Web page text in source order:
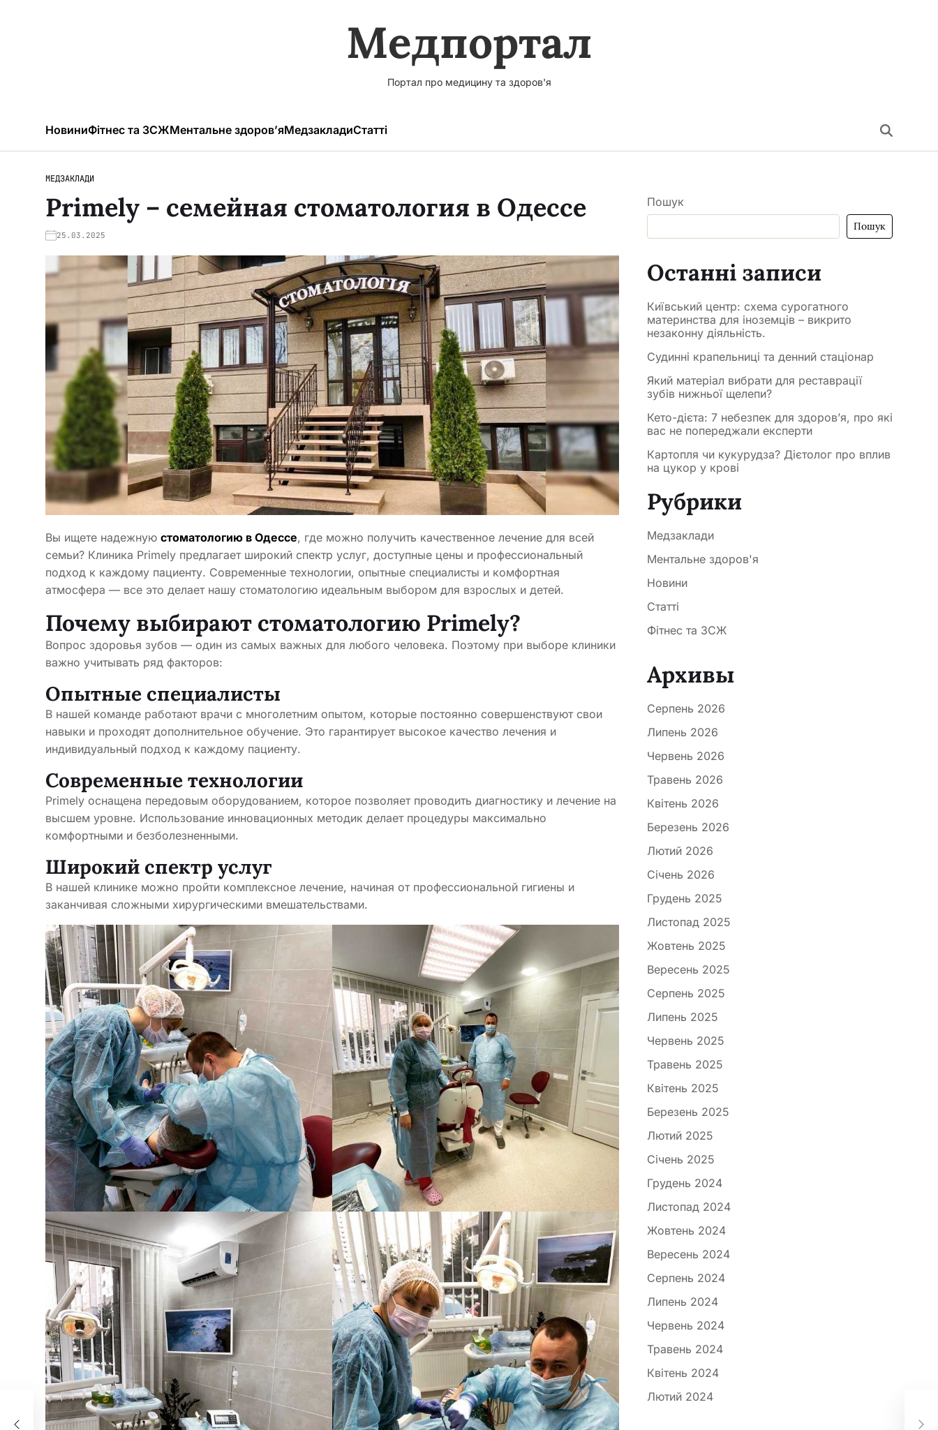
Медпортал
Портал про медицину та здоров'я
НовиниФітнес та ЗСЖМентальне здоров’яМедзакладиСтатті
МЕДЗАКЛАДИ
Primely – семейная стоматология в Одессе
25.03.2025
Вы ищете надежную стоматологию в Одессе, где можно получить качественное лечение для всей
семьи? Клиника Primely предлагает широкий спектр услуг, доступные цены и профессиональный
подход к каждому пациенту. Современные технологии, опытные специалисты и комфортная
атмосфера — все это делает нашу стоматологию идеальным выбором для взрослых и детей.
Почему выбирают стоматологию Primely?
Вопрос здоровья зубов — один из самых важных для любого человека. Поэтому при выборе клиники
важно учитывать ряд факторов:
Опытные специалисты
В нашей команде работают врачи с многолетним опытом, которые постоянно совершенствуют свои
навыки и проходят дополнительное обучение. Это гарантирует высокое качество лечения и
индивидуальный подход к каждому пациенту.
Современные технологии
Primely оснащена передовым оборудованием, которое позволяет проводить диагностику и лечение на
высшем уровне. Использование инновационных методик делает процедуры максимально
комфортными и безболезненными.
Широкий спектр услуг
В нашей клинике можно пройти комплексное лечение, начиная от профессиональной гигиены и
заканчивая сложными хирургическими вмешательствами.
Пошук
Пошук
Останні записи
Київський центр: схема сурогатного
материнства для іноземців – викрито
незаконну діяльність.
Судинні крапельниці та денний стаціонар
Який матеріал вибрати для реставрації
зубів нижньої щелепи?
Кето-дієта: 7 небезпек для здоров’я, про які
вас не попереджали експерти
Картопля чи кукурудза? Дієтолог про вплив
на цукор у крові
Рубрики
Медзаклади
Ментальне здоров'я
Новини
Статті
Фітнес та ЗСЖ
Архивы
Серпень 2026
Липень 2026
Червень 2026
Травень 2026
Квітень 2026
Березень 2026
Лютий 2026
Січень 2026
Грудень 2025
Листопад 2025
Жовтень 2025
Вересень 2025
Серпень 2025
Липень 2025
Червень 2025
Травень 2025
Квітень 2025
Березень 2025
Лютий 2025
Січень 2025
Грудень 2024
Листопад 2024
Жовтень 2024
Вересень 2024
Серпень 2024
Липень 2024
Червень 2024
Травень 2024
Квітень 2024
Лютий 2024